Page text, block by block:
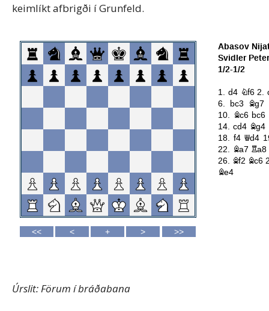
keimlíkt afbrigði í Grunfeld.
Úrslit: Förum í bráðabana